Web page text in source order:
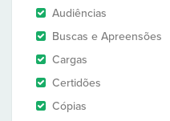
Audiências
Buscas e Apreensões
Cargas
Certidões
Cópias